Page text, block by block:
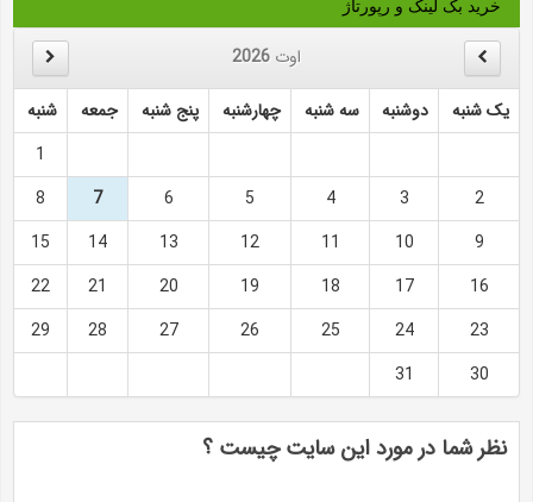
خرید بک لینک و رپورتاژ
اوت 2026
یک شنبه دوشنبه سه شنبه چهارشنبه پنج شنبه جمعه
شنبه
1
2
3
4
5
6
7
8
9
10
11
12
13
14
15
16
17
18
19
20
21
22
23
24
25
26
27
28
29
30
31
نظر شما در مورد این سایت چیست ؟